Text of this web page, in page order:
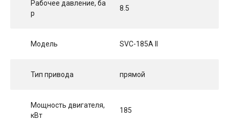
Рабочее давление, ба
р
8.5
Модель SVC-185A II
Тип привода прямой
Мощность двигателя,
кВт
185